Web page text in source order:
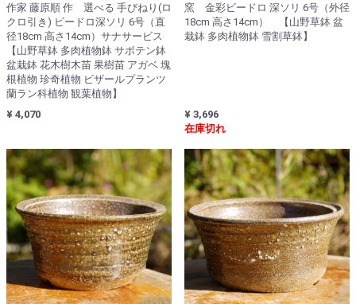
作家 藤原順 作 選べる 手びねり(ロ
クロ引き) ビードロ深ソリ 6号（直
径18cm 高さ14cm）サナサービス
【山野草鉢 多肉植物鉢 サボテン鉢
盆栽鉢 花木樹木苗 果樹苗 アガベ 塊
根植物 珍奇植物 ビザールプランツ
蘭ラン科植物 観葉植物】
¥ 4,070
窯 金彩ビードロ 深ソリ 6号（外径
18cm 高さ14cm） 【山野草鉢 盆
栽鉢 多肉植物鉢 雪割草鉢】
¥ 3,696
在庫切れ